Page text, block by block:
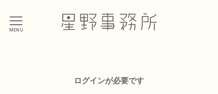
ログインが必要です
MENU